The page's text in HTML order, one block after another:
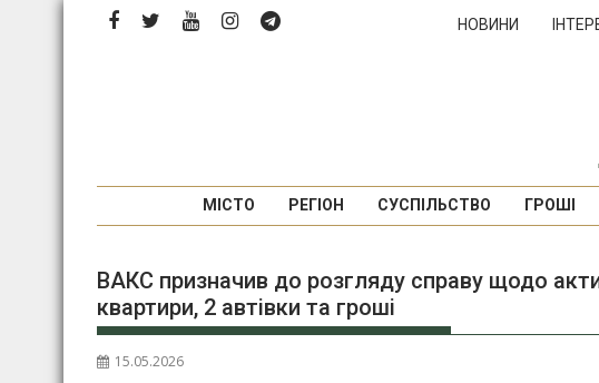
Перейти
НОВИНИ
МІСТО РЕГІОН СУСПІЛЬСТВО ГРОШІ
ВАКС призначив до розгляду справу щодо
квартири, 2 автівки та гроші
15.05.2026